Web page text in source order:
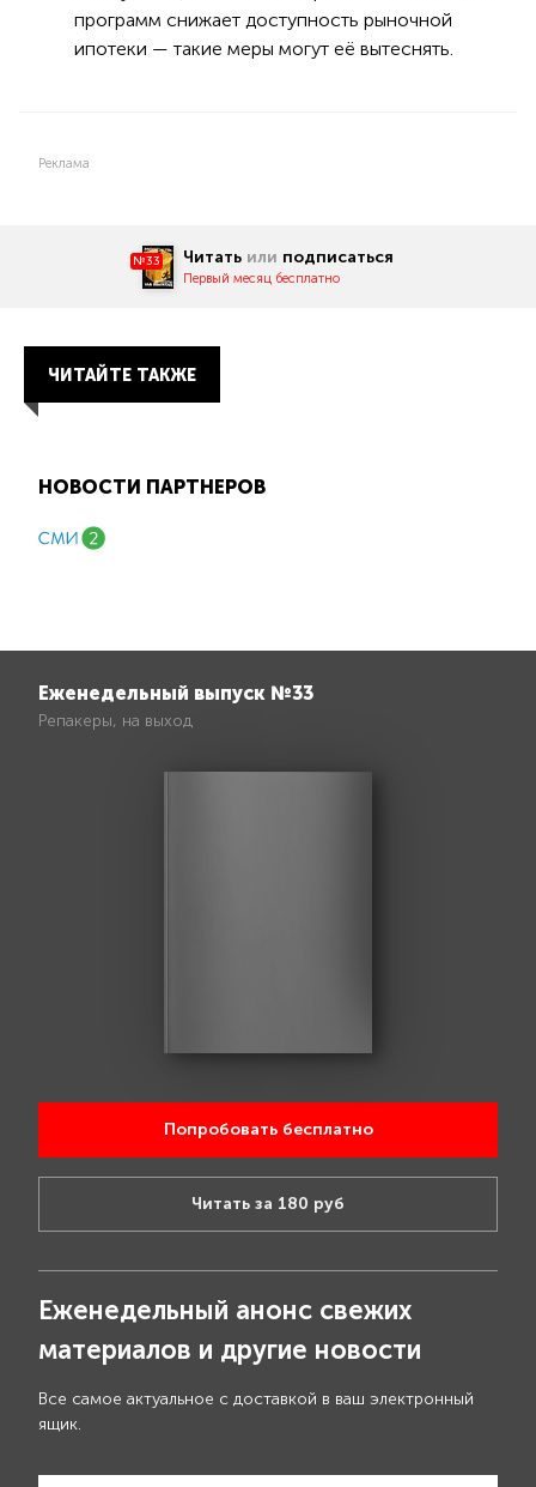
программ снижает доступность рыночной
ипотеки — такие меры могут её вытеснять.
Реклама
№33 Читать или подписаться
Первый месяц бесплатно
ЧИТАЙТЕ ТАКЖЕ
НОВОСТИ ПАРТНЕРОВ
Еженедельный выпуск №33
Репакеры, на выход
Попробовать бесплатно
Читать за 180 руб
Еженедельный анонс свежих
материалов и другие новости
Все самое актуальное с доставкой в ваш электронный
ящик.